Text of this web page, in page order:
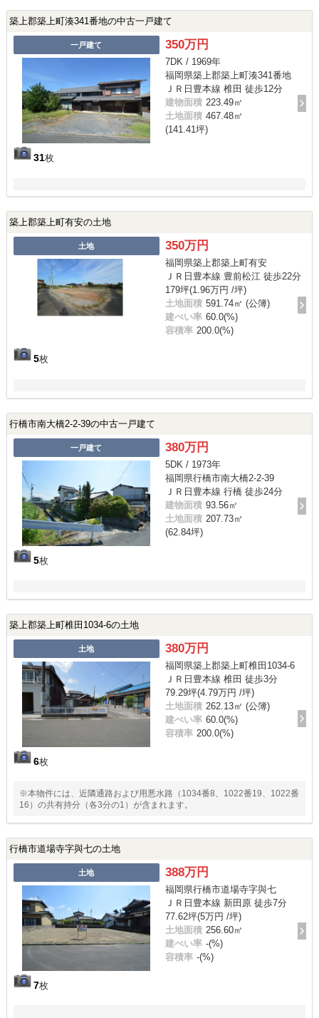
築上郡築上町湊341番地の中古一戸建て
一戸建て
31枚
350万円
7DK / 1969年
福岡県築上郡築上町湊341番地
ＪＲ日豊本線 椎田 徒歩12分
建物面積 223.49㎡
土地面積 467.48㎡
(141.41坪)
築上郡築上町有安の土地
土地
5枚
350万円
福岡県築上郡築上町有安
ＪＲ日豊本線 豊前松江 徒歩22分
179坪(1.96万円 /坪)
土地面積 591.74㎡ (公簿)
建ぺい率 60.0(%)
容積率 200.0(%)
行橋市南大橋2-2-39の中古一戸建て
一戸建て
5枚
380万円
5DK / 1973年
福岡県行橋市南大橋2-2-39
ＪＲ日豊本線 行橋 徒歩24分
建物面積 93.56㎡
土地面積 207.73㎡
(62.84坪)
築上郡築上町椎田1034-6の土地
土地
6枚
380万円
福岡県築上郡築上町椎田1034-6
ＪＲ日豊本線 椎田 徒歩3分
79.29坪(4.79万円 /坪)
土地面積 262.13㎡ (公簿)
建ぺい率 60.0(%)
容積率 200.0(%)
※本物件には、近隣通路および用悪水路（1034番8、1022番19、1022番
16）の共有持分（各3分の1）が含まれます。
行橋市道場寺字與七の土地
土地
7枚
388万円
福岡県行橋市道場寺字與七
ＪＲ日豊本線 新田原 徒歩7分
77.62坪(5万円 /坪)
土地面積 256.60㎡
建ぺい率 -(%)
容積率 -(%)